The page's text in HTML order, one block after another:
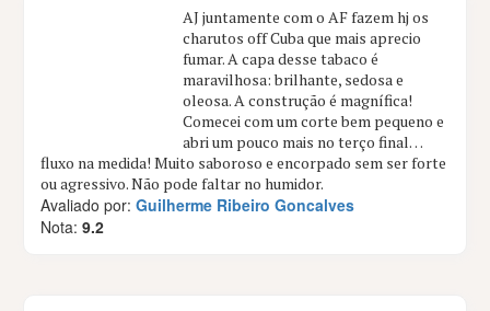
AJ juntamente com o AF fazem hj os
charutos off Cuba que mais aprecio
fumar. A capa desse tabaco é
maravilhosa: brilhante, sedosa e
oleosa. A construção é magnífica!
Comecei com um corte bem pequeno e
abri um pouco mais no terço final…
fluxo na medida! Muito saboroso e encorpado sem ser forte
ou agressivo. Não pode faltar no humidor.
Avaliado por:Guilherme Ribeiro Goncalves
Nota:9.2